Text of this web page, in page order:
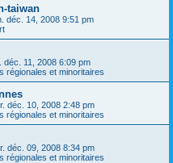
taiwan
déc. 14, 2008 9:51 pm
déc. 11, 2008 6:09 pm
régionales et minoritaires
déc. 10, 2008 2:48 pm
régionales et minoritaires
déc. 09, 2008 8:34 pm
régionales et minoritaires